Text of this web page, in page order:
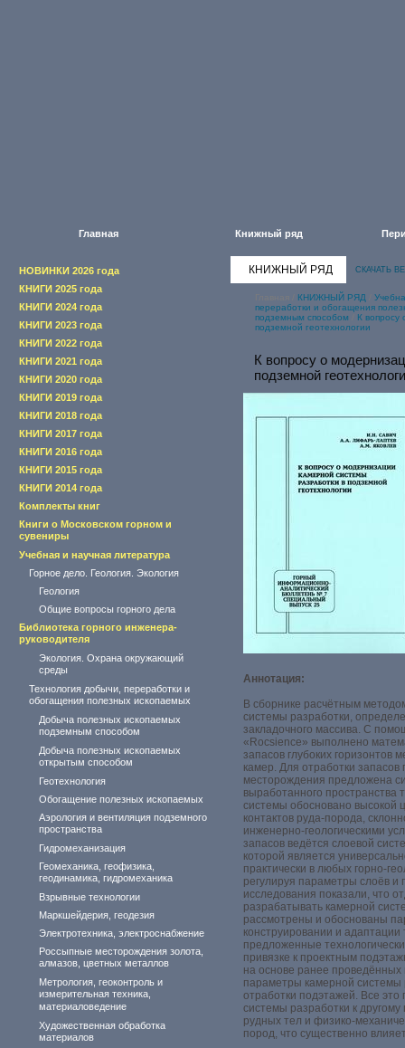
Главная Книжный ряд
НОВИНКИ 2026 года
КНИГИ 2025 года
КНИГИ 2024 года
КНИГИ 2023 года
КНИГИ 2022 года
КНИГИ 2021 года
КНИГИ 2020 года
КНИГИ 2019 года
КНИГИ 2018 года
КНИГИ 2017 года
КНИГИ 2016 года
КНИГИ 2015 года
КНИГИ 2014 года
Комплекты книг
Книги о Московском горном и
сувениры
Учебная и научная литература
Горное дело. Геология. Экология
Геология
Общие вопросы горного дела
Библиотека горного инженера-
руководителя
Экология. Охрана окружающий
среды
Технология добычи, переработки и
обогащения полезных ископаемых
Добыча полезных ископаемых
подземным способом
Добыча полезных ископаемых
открытым способом
Геотехнология
Обогащение полезных ископаемых
Аэрология и вентиляция подземного
пространства
Гидромеханизация
Геомеханика, геофизика,
геодинамика, гидромеханика
Взрывные технологии
Маркшейдерия, геодезия
Электротехника, электроснабжение
Россыпные месторождения золота,
алмазов, цветных металлов
Метрология, геоконтроль и
измерительная техника,
материаловедение
Художественная обработка
материалов
КНИЖНЫЙ РЯД СКАЧАТЬ
КНИЖНЫЙ РЯД
переработки и обогащения
подземным способом
К вопросу
подземной геотехнологии
К вопросу о
подземной
Аннотация:
В сборнике расчётным
системы разработки,
закладочного массива. С
«Rocsience» выполнено
запасов глубоких
камер. Для отработки запасов
месторождения предложена
выработанного
системы обосновано высокой
контактов руда-порода,
инженерно-геологическими
запасов ведётся слоевой
которой является
практически в любых горно-
регулируя параметры слоёв
исследования показали, что
разрабатывать камерной
рассмотрены и обоснованы
конструировании и
предложенные
привязке к проектным
на основе ранее
параметры камерной системы
отработки подэтажей. Все это
системы разработки к
рудных тел и физико-
пород, что существенно